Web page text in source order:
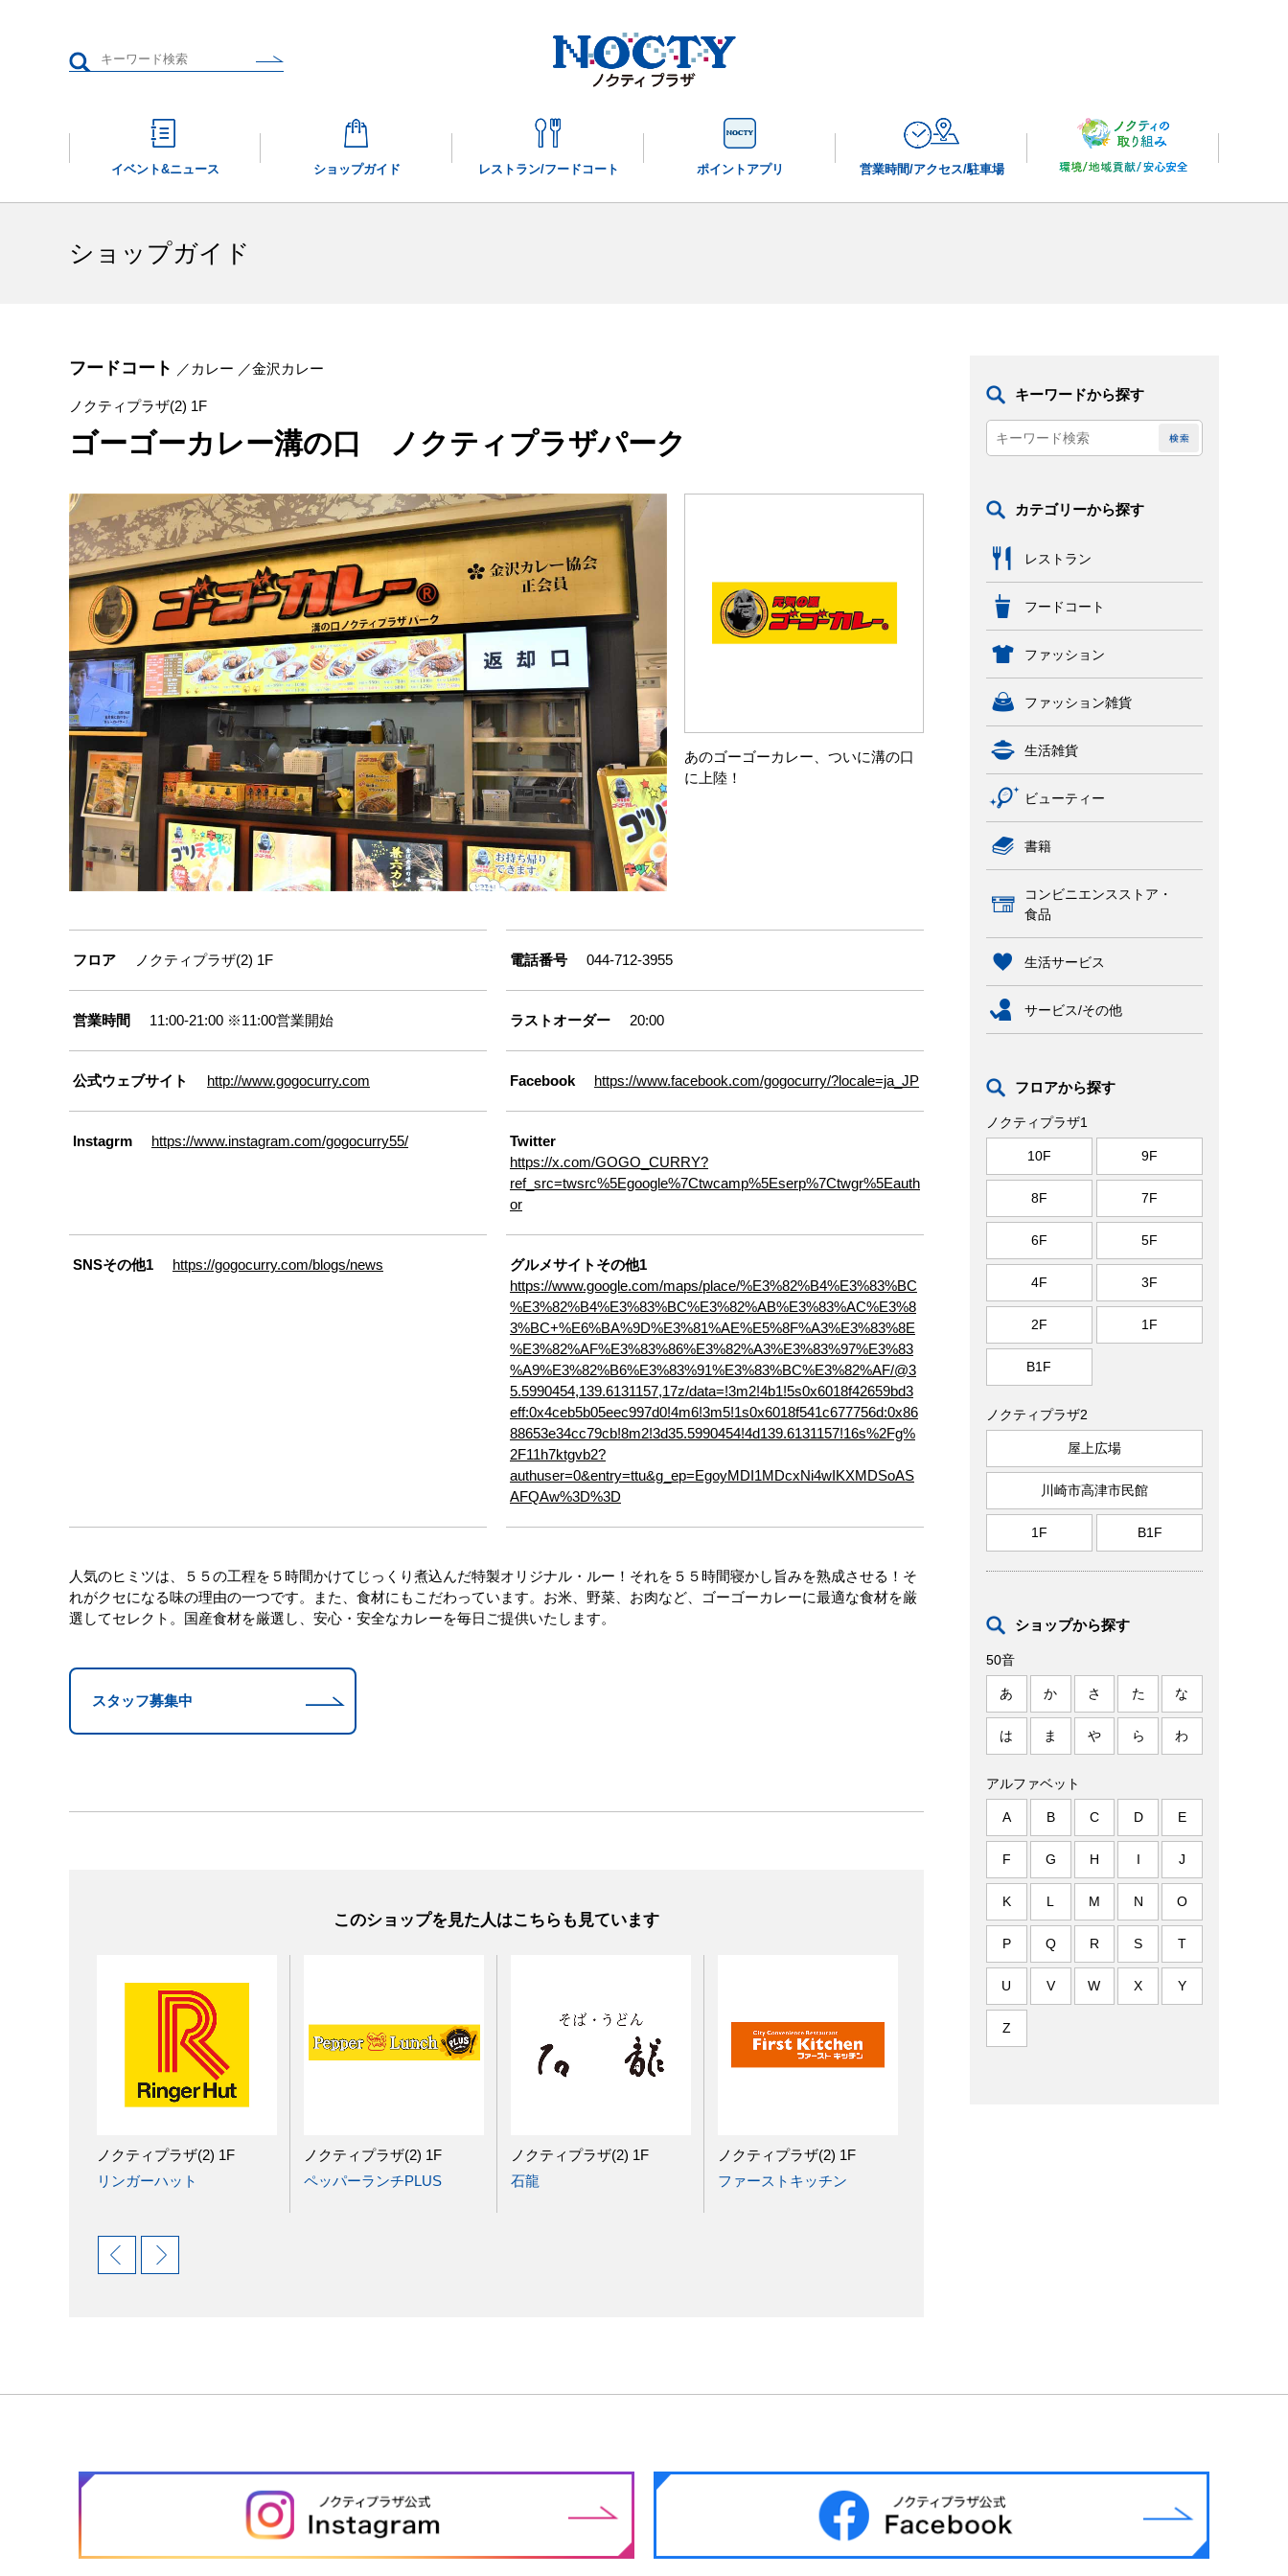
イベント&ニュース ショップガイド レストラン/フードコート ポイントアプリ 営業時間/アクセス/駐車場
ショップガイド
フードコート ／カレー ／金沢カレー
ノクティプラザ(2) 1F
ゴーゴーカレー溝の口 ノクティプラザパーク
あのゴーゴーカレー、ついに溝の口
に上陸！
フロア ノクティプラザ(2) 1F 電話番号 044-712-3955
営業時間 11:00-21:00 ※11:00営業開始 ラストオーダー 20:00
公式ウェブサイト http://www.gogocurry.com Facebook https://www.facebook.com/gogocurry/?locale=ja_JP
Instagrm https://www.instagram.com/gogocurry55/
Twitter
https://x.com/GOGO_CURRY?
ref_src=twsrc%5Egoogle%7Ctwcamp%5Eserp%7Ctwgr%5Eauth
or
SNSその他1 https://gogocurry.com/blogs/news
グルメサイトその他1
https://www.google.com/maps/place/%E3%82%B4%E3%83%BC
%E3%82%B4%E3%83%BC%E3%82%AB%E3%83%AC%E3%8
3%BC+%E6%BA%9D%E3%81%AE%E5%8F%A3%E3%83%8E
%E3%82%AF%E3%83%86%E3%82%A3%E3%83%97%E3%83
%A9%E3%82%B6%E3%83%91%E3%83%BC%E3%82%AF/@3
5.5990454,139.6131157,17z/data=!3m2!4b1!5s0x6018f42659bd3
eff:0x4ceb5b05eec997d0!4m6!3m5!1s0x6018f541c677756d:0x86
88653e34cc79cb!8m2!3d35.5990454!4d139.6131157!16s%2Fg%
2F11h7ktgvb2?
authuser=0&entry=ttu&g_ep=EgoyMDI1MDcxNi4wIKXMDSoAS
AFQAw%3D%3D
人気のヒミツは、５５の工程を５時間かけてじっくり煮込んだ特製オリジナル・ルー！それを５５時間寝かし旨みを熟成させる！そ
れがクセになる味の理由の一つです。また、食材にもこだわっています。お米、野菜、お肉など、ゴーゴーカレーに最適な食材を厳
選してセレクト。国産食材を厳選し、安心・安全なカレーを毎日ご提供いたします。
スタッフ募集中
このショップを見た人はこちらも見ています
ノクティプラザ(2) 1F
リンガーハット
ノクティプラザ(2) 1F
ペッパーランチPLUS
ノクティプラザ(2) 1F
石龍
ノクティプラザ(2) 1F
ファーストキッチン
キーワードから探す
カテゴリーから探す
レストラン
フードコート
ファッション
ファッション雑貨
生活雑貨
ビューティー
書籍
コンビニエンスストア・
食品
生活サービス
サービス/その他
フロアから探す
ノクティプラザ1
10F 9F
8F 7F
6F 5F
4F 3F
2F 1F
B1F
ノクティプラザ2
屋上広場
川崎市高津市民館
1F B1F
ショップから探す
50音
あ か さ た な
は ま や ら わ
アルファベット
A B C D E
F G H I J
K L M N O
P Q R S T
U V W X Y
Z